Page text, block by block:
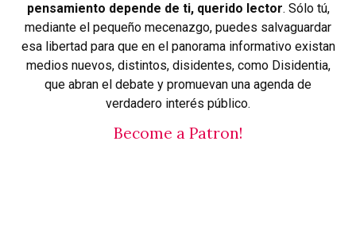
pensamiento depende de ti, querido lector. Sólo tú,
mediante el pequeño mecenazgo, puedes salvaguardar
esa libertad para que en el panorama informativo existan
medios nuevos, distintos, disidentes, como Disidentia,
que abran el debate y promuevan una agenda de
verdadero interés público.
Become a Patron!